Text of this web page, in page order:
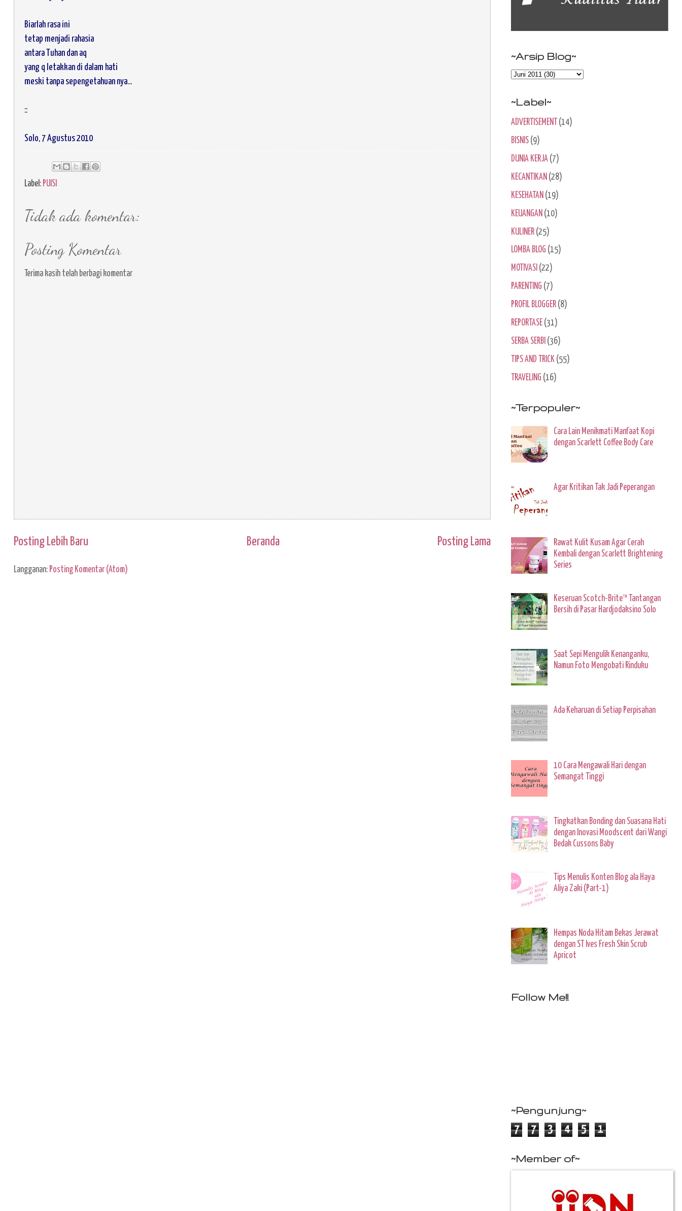
Biarlah rasa ini
tetap menjadi rahasia
antara Tuhan dan aq
yang q letakkan di dalam hati
meski tanpa sepengetahuan nya...
::
Solo, 7 Agustus 2010
Label: PUISI
Tidak ada komentar:
Posting Komentar
Terima kasih telah berbagi komentar
Posting Lebih Baru Posting Lama
Beranda
Langganan: Posting Komentar (Atom)
~Arsip Blog~
~Label~
ADVERTISEMENT
(14)
BISNIS (9)
DUNIA KERJA (7)
KECANTIKAN (28)
KESEHATAN (19)
KEUANGAN (10)
KULINER (25)
LOMBA BLOG (15)
MOTIVASI (22)
PARENTING (7)
PROFIL BLOGGER (8)
REPORTASE (31)
SERBA SERBI (36)
TIPS AND TRICK (55)
TRAVELING (16)
~Terpopuler~
Cara Lain Menikmati Manfaat Kopi
dengan Scarlett Coffee Body Care
Agar Kritikan Tak Jadi Peperangan
Rawat Kulit Kusam Agar Cerah
Kembali dengan Scarlett Brightening
Series
Keseruan Scotch-Brite™ Tantangan
Bersih di Pasar Hardjodaksino Solo
Saat Sepi Mengulik Kenanganku,
Namun Foto Mengobati Rinduku
Ada Keharuan di Setiap Perpisahan
10 Cara Mengawali Hari dengan
Semangat Tinggi
Tingkatkan Bonding dan Suasana Hati
dengan Inovasi Moodscent dari Wangi
Bedak Cussons Baby
Tips Menulis Konten Blog ala Haya
Aliya Zaki (Part-1)
Hempas Noda Hitam Bekas Jerawat
dengan ST Ives Fresh Skin Scrub
Apricot
Follow Me!!
~Pengunjung~
7
7 3 4 5 1
~Member of~